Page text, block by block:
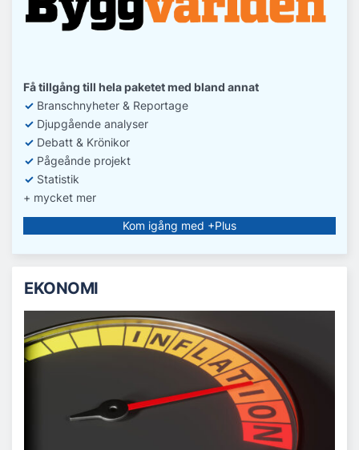
Få tillgång till hela paketet med bland annat
✓ Branschnyheter & Reportage
✓ Djupgående analyser
✓ Debatt & Krönikor
✓ Pågeånde projekt
✓ Statistik
+ mycket mer
Kom igång med +Plus
EKONOMI